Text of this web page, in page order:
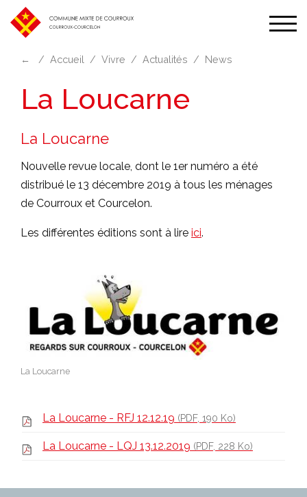
← Accueil Vivre Actualités News
La Loucarne
La Loucarne
Nouvelle revue locale, dont le 1er numéro a été
distribué le 13 décembre 2019 à tous les ménages
de Courroux et Courcelon.
Les différentes éditions sont à lire ici.
La Loucarne
La Loucarne - RFJ 12.12.19 (PDF, 190 Ko)
La Loucarne - LQJ 13.12.2019 (PDF, 228 Ko)